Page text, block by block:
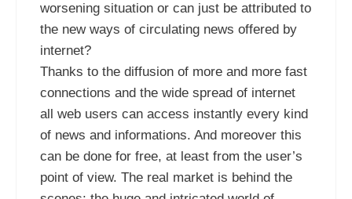
worsening situation or can just be attributed to
the new ways of circulating news offered by
internet?
Thanks to the diffusion of more and more fast
connections and the wide spread of internet
all web users can access instantly every kind
of news and informations. And moreover this
can be done for free, at least from the user’s
point of view. The real market is behind the